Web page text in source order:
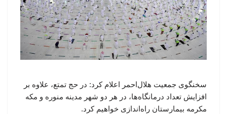
سخنگوی جمعیت هلال‌احمر اعلام کرد: در حج تمتع، علاوه بر
افزایش تعداد درمانگاه‌ها، در هر دو شهر مدینه منوره و مکه
مکرمه بیمارستان راه‌اندازی خواهیم کرد.